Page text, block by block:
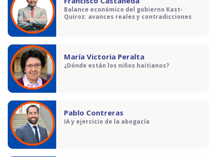
Balance económico del gobierno Kast-
Quiroz: avances reales y contradicciones
María Victoria Peralta
¿Dónde están los niños haitianos?
Pablo Contreras
IA y ejercicio de la abogacía